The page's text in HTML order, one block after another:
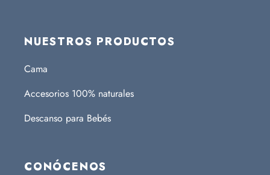
NUESTROS PRODUCTOS
Cama
Accesorios 100% naturales
Descanso para Bebés
CONÓCENOS